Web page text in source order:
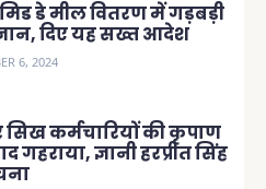
डे मील वितरण में गड़बड़ी
दिए यह सख्त आदेश
6, 2024
सिख कर्मचारियों की कृपाण
गहराया, ज्ञानी हरप्रीत सिंह